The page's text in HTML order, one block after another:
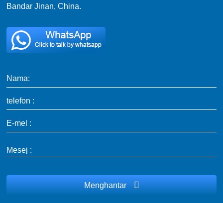
Bandar Jinan, China.
Nama:
telefon :
E-mel :
Mesej :
Menghantar